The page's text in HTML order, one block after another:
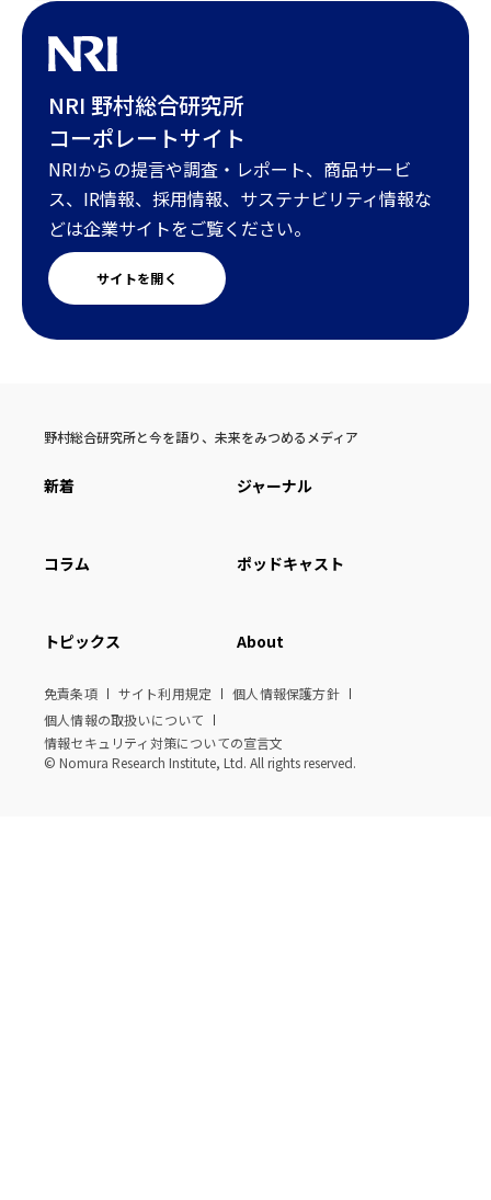
NRI 野村総合研究所
コーポレートサイト
NRIからの提言や調査・レポート、商品サービ
ス、IR情報、採用情報、サステナビリティ情報な
どは企業サイトをご覧ください。
サイトを開く
野村総合研究所と今を語り、未来をみつめるメディア
新着 ジャーナル
コラム ポッドキャスト
トピックス About
免責条項 サイト利用規定
個人情報保護方針
個人情報の取扱いについて
情報セキュリティ対策についての宣言文
© Nomura Research Institute, Ltd. All rights reserved.